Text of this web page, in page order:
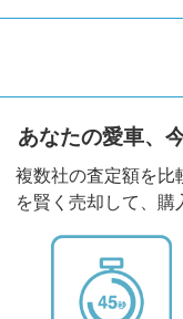
あなたの愛車、
複数社の査定額を比
を賢く売却して、購